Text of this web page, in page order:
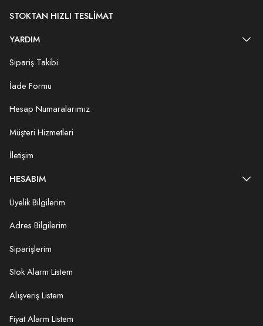
STOKTAN HIZLI TESLIMAT
YARDIM
Sipariş Takibi
İade Formu
Hesap Numaralarımız
Müşteri Hizmetleri
İletişim
HESABIM
Üyelik Bilgilerim
Adres Bilgilerim
Siparişlerim
Stok Alarm Listem
Alışveriş Listem
Fiyat Alarm Listem